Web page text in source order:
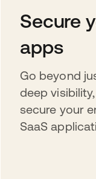
Secure
apps
Go beyond
deep
secure your
SaaS